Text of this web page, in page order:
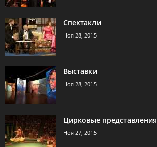
Спектакли
Ноя 28, 2015
Выставки
Ноя 28, 2015
Цирковые представления
Ноя 27, 2015